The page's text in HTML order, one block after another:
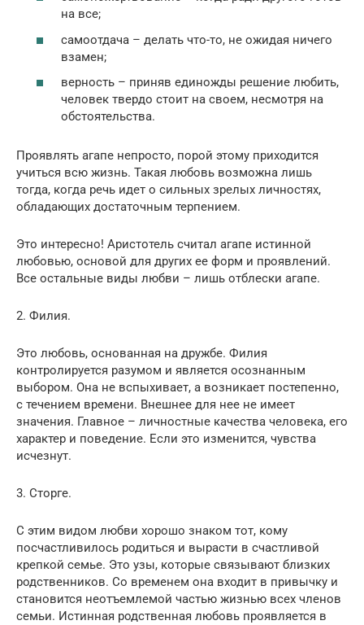
на все;
самоотдача – делать что-то, не ожидая ничего
взамен;
верность – приняв единожды решение любить,
человек твердо стоит на своем, несмотря на
обстоятельства.
Проявлять агапе непросто, порой этому приходится
учиться всю жизнь. Такая любовь возможна лишь
тогда, когда речь идет о сильных зрелых личностях,
обладающих достаточным терпением.
Это интересно! Аристотель считал агапе истинной
любовью, основой для других ее форм и проявлений.
Все остальные виды любви – лишь отблески агапе.
2. Филия.
Это любовь, основанная на дружбе. Филия
контролируется разумом и является осознанным
выбором. Она не вспыхивает, а возникает постепенно,
с течением времени. Внешнее для нее не имеет
значения. Главное – личностные качества человека, его
характер и поведение. Если это изменится, чувства
исчезнут.
3. Сторге.
С этим видом любви хорошо знаком тот, кому
посчастливилось родиться и вырасти в счастливой
крепкой семье. Это узы, которые связывают близких
родственников. Со временем она входит в привычку и
становится неотъемлемой частью жизнью всех членов
семьи. Истинная родственная любовь проявляется в